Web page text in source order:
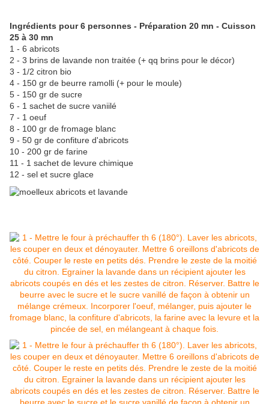
Ingrédients pour 6 personnes - Préparation 20 mn - Cuisson
25 à 30 mn
1 - 6 abricots
2 - 3 brins de lavande non traitée (+ qq brins pour le décor)
3 - 1/2 citron bio
4 - 150 gr de beurre ramolli (+ pour le moule)
5 - 150 gr de sucre
6 - 1 sachet de sucre vaniilé
7 - 1 oeuf
8 - 100 gr de fromage blanc
9 - 50 gr de confiture d'abricots
10 - 200 gr de farine
11 - 1 sachet de levure chimique
12 - sel et sucre glace